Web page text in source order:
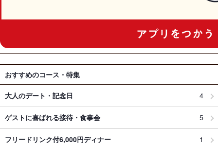
おすすめのコース・特集
大人のデート・記念日 4
ゲストに喜ばれる接待・食事会 5
フリードリンク付6,000円ディナー 1